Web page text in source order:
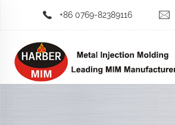
+86 0769-82389116